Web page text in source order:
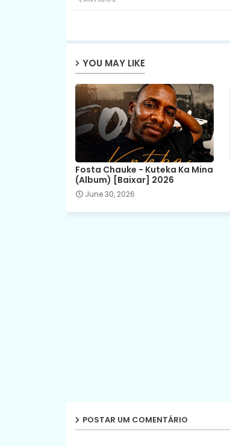
YOU MAY LIKE
Fosta Chauke - Kuteka Ka Mina
(Album) [Baixar] 2026
June 30, 2026
POSTAR UM COMENTÁRIO